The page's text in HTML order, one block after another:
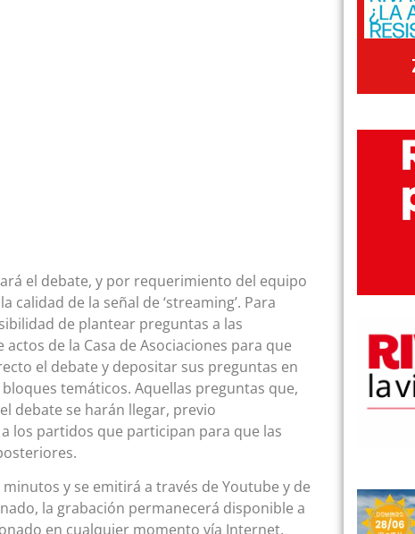
el debate, y por requerimiento del equipo
de la señal de ‘streaming’. Para
de plantear preguntas a las
de la Casa de Asociaciones para que
el debate y depositar sus preguntas en
temáticos. Aquellas preguntas que,
debate se harán llegar, previo
los partidos que participan para que las
y se emitirá a través de Youtube y de
la grabación permanecerá disponible a
en cualquier momento vía Internet.